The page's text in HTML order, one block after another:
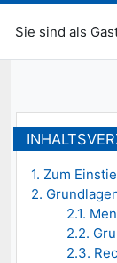
Sie sind als
Blöcke
1. Zum
2.
2.1.
2.2.
2.3.